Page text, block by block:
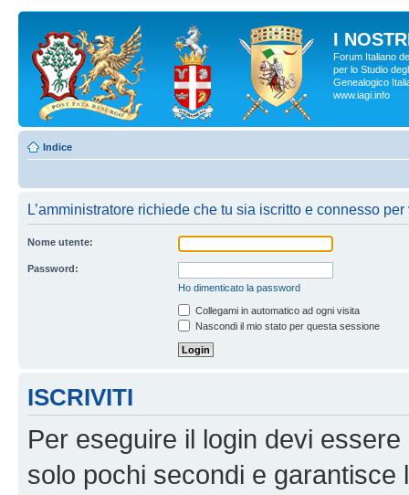
I
Forum Italiano
per lo Studio
Genealogico
www.iagi.info
Indice
L’amministratore richiede che tu sia iscritto e connesso
Nome utente:
Password:
Ho dimenticato la password
Collegami in automatico ad ogni visita
Nascondi il mio stato per questa sessione
ISCRIVITI
Per eseguire il login devi
solo pochi secondi e garantisce